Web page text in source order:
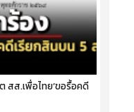
สส.เพื่อไทย’ขอรื้อคดี